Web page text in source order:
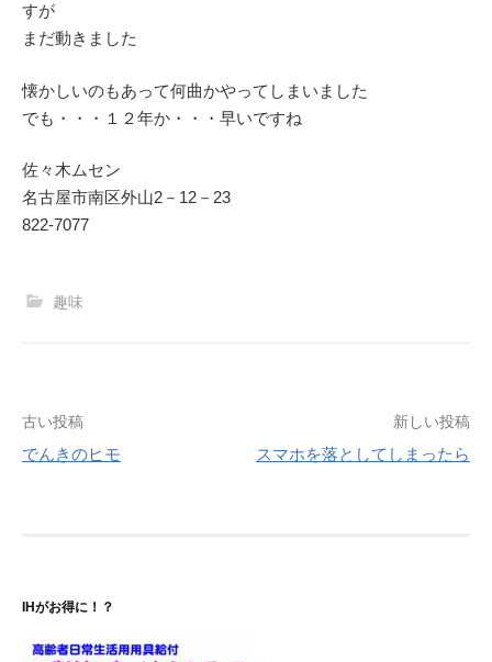
すが
まだ動きました
懐かしいのもあって何曲かやってしまいました
でも・・・１２年か・・・早いですね
佐々木ムセン
名古屋市南区外山2－12－23
822-7077
趣味
投
稿
古い投稿
でんきのヒモ
新しい投稿
スマホを落としてしまったら
IHがお得に！？